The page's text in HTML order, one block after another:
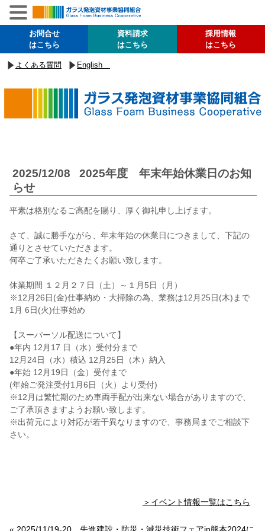
お問合せ
はこちら
資料請求
はこちら
採用情報
はこちら
よくある質問 English
2025/12/08 2025年度 年末年始休業日のお知
らせ
平素は格別なるご高配を賜り、厚く御礼申し上げます。
さて、誠に勝手ながら、年末年始の休業日につきまして、下記の
通りとさせていただきます。
何卒ご了承いただきたくお願い致します。
休業期間 １２月２７日（土）～１月5日（月）
※12月26日(金)仕事納め・大掃除の為、業務は12月25日(木)まで
1月 6日(火)仕事始め
【スーパーソル配送について】
●年内 12月17 日（水）受付分まで
12月24日（水）積込 12月25日（木）納入
●年始 12月19日（金）受付まで
(年始ご発注受付1月6日（火）より受付)
※12月は繁忙期のため車両手配が出来ない場合がありますので、
ご了承頂きますようお願い致します。
※出荷元により対応が若干異なりますので、事務局までご相談下
さい。
＞イベント情報一覧はこちら